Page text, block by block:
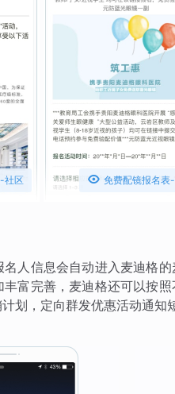
社区  免费配镜报名表
人信息会自动进入麦迪格
富完善，麦迪格还可以按
划，定向群发优惠活动通知